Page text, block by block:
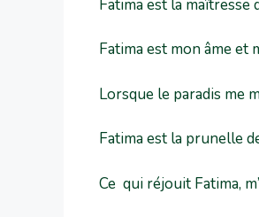
Fatima est la maîtresse
Fatima est mon âme et
Lorsque le paradis me
Fatima est la prunelle
Ce qui réjouit Fatima,